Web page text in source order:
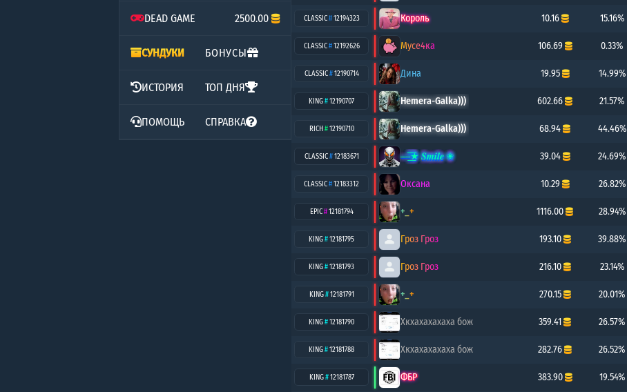
DEAD GAME 2500.00
СУНДУКИ БОНУСЫ
ИСТОРИЯ ТОП ДНЯ
ПОМОЩЬ СПРАВКА
CLASSIC#12194323 Король 10.16 15.16%
CLASSIC#12192626 Мусе4ка 106.69 0.33%
CLASSIC#12190714 Дина 19.95 14.99%
KING#12190707 Hemera-Galka))) 602.66 21.57%
RICH#12190710 Hemera-Galka))) 68.94 44.46%
CLASSIC#12183671 —͟͞͞★ 𝑺𝒎𝒊𝒍𝒆 ✬ 39.04 24.69%
CLASSIC#12183312 Оксана 10.29 26.82%
EPIC#12181794 +_+ 1116.00 28.94%
KING#12181795 Гроз Гроз 193.10 39.88%
KING#12181793 Гроз Гроз 216.10 23.14%
KING#12181791 +_+ 270.15 20.01%
KING#12181790 Хкхахахахаха бож 359.41 26.57%
KING#12181788 Хкхахахахаха бож 282.76 26.52%
KING#12181787 ФБР 383.90 19.54%